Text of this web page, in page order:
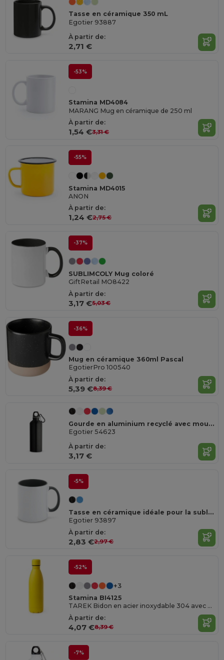
Tasse en céramique 350 mL
Egotier 93887
À partir de:
2,71 €
-53%
Stamina MD4084
MARANG Mug en céramique de 250 ml
À partir de:
1,54 €3,31 €
-55%
Stamina MD4015
ANON
À partir de:
1,24 €2,75 €
-37%
SUBLIMCOLY Mug coloré
GiftRetail MO8422
À partir de:
3,17 €5,03 €
-36%
Mug en céramique 360ml Pascal
EgotierPro 100540
À partir de:
5,39 €8,39 €
Gourde en aluminium recyclé avec mousqueton 530 ml
Egotier 54623
À partir de:
3,17 €
-5%
Tasse en céramique idéale pour la sublimation
Egotier 93897
À partir de:
2,83 €2,97 €
-52%
+3
Stamina BI4125
TAREK Bidon en acier inoxydable 304 avec une finition mate
À partir de:
4,07 €8,39 €
-7%